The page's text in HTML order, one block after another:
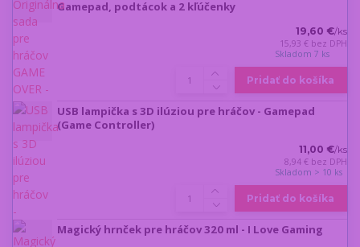
Gamepad, podtácok a 2 kľúčenky
19,60 €/ks
15,93 € bez DPH
Skladom 7 ks
Pridať do košíka
USB lampička s 3D ilúziou pre hráčov - Gamepad
(Game Controller)
11,00 €/ks
8,94 € bez DPH
Skladom > 10 ks
Pridať do košíka
Magický hrnček pre hráčov 320 ml - I Love Gaming